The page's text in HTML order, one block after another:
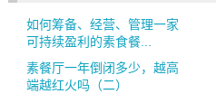
如何筹备、经营、管理一家
可持续盈利的素食餐...
素餐厅一年倒闭多少，越高
端越红火吗（二）